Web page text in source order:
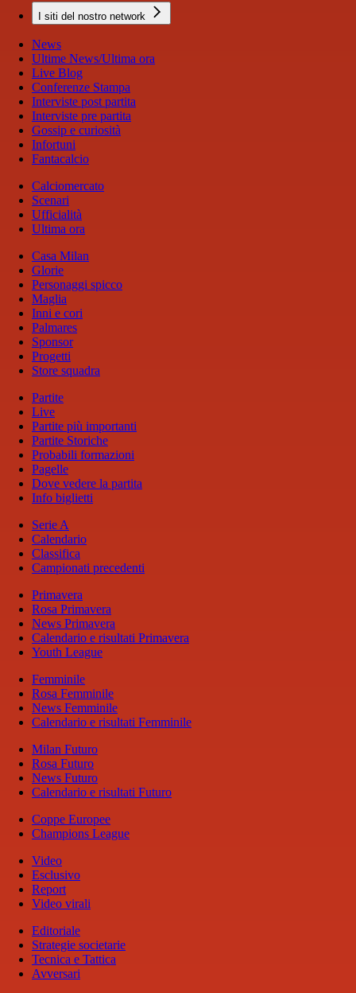
I siti del nostro network
News
Ultime News/Ultima ora
Live Blog
Conferenze Stampa
Interviste post partita
Interviste pre partita
Gossip e curiosità
Infortuni
Fantacalcio
Calciomercato
Scenari
Ufficialità
Ultima ora
Casa Milan
Glorie
Personaggi spicco
Maglia
Inni e cori
Palmares
Sponsor
Progetti
Store squadra
Partite
Live
Partite più importanti
Partite Storiche
Probabili formazioni
Pagelle
Dove vedere la partita
Info biglietti
Serie A
Calendario
Classifica
Campionati precedenti
Primavera
Rosa Primavera
News Primavera
Calendario e risultati Primavera
Youth League
Femminile
Rosa Femminile
News Femminile
Calendario e risultati Femminile
Milan Futuro
Rosa Futuro
News Futuro
Calendario e risultati Futuro
Coppe Europee
Champions League
Video
Esclusivo
Report
Video virali
Editoriale
Strategie societarie
Tecnica e Tattica
Avversari